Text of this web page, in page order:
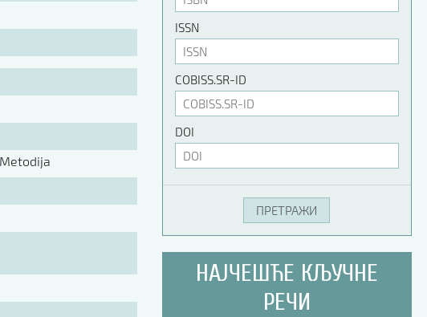
ISSN
COBISS.SR-ID
DOI
НАЈЧЕШЋЕ КЉУЧНЕ
РЕЧИ